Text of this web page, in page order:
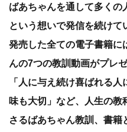
ばあちゃんを通して多くの
という想いで発信を続け
発売した全ての電子書籍に
んの7つの教訓動画がプレ
「人に与え続け喜ばれる
味も大切」など、人生の教
さるばあちゃん教訓、書